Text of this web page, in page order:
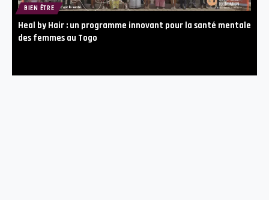
BIEN ÊTRE
Heal by Hair : un programme innovant pour la santé mentale
des femmes au Togo